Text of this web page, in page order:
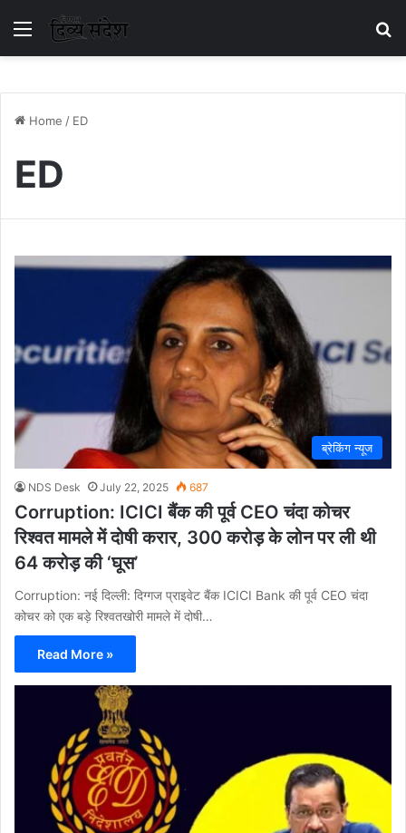
Menu
Home / ED
ED
ब्रेकिंग न्यूज
NDS Desk July 22, 2025 687
Corruption: ICICI बैंक की पूर्व CEO चंदा कोचर
रिश्वत मामले में दोषी करार, 300 करोड़ के लोन पर ली थी
64 करोड़ की ‘घूस’
Corruption: नई दिल्ली: दिग्गज प्राइवेट बैंक ICICI Bank की पूर्व CEO चंदा
कोचर को एक बड़े रिश्वतखोरी मामले में दोषी…
Read More »